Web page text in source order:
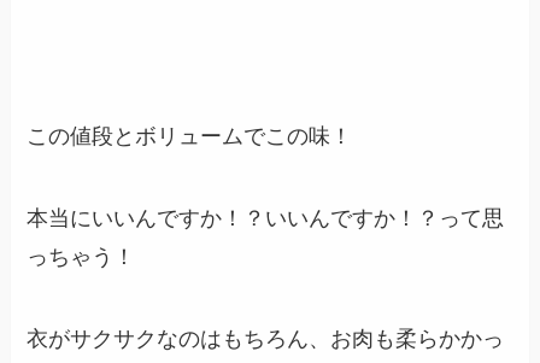
この値段とボリュームでこの味！
本当にいいんですか！？いいんですか！？って思
っちゃう！
衣がサクサクなのはもちろん、お肉も柔らかかっ